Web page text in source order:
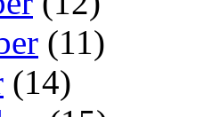
(11)
(14)